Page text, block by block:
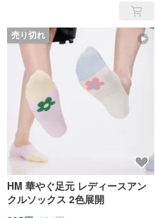
売り切れ
HM 華やぐ足元 レディースアン
クルソックス 2色展開